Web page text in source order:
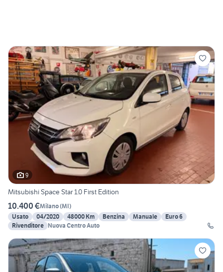
9
Mitsubishi Space Star 1.0 First Edition
10.400 €Milano(MI)
Usato
04/2020 48000 Km Benzina Manuale
Euro 6
Rivenditore Nuova Centro Auto